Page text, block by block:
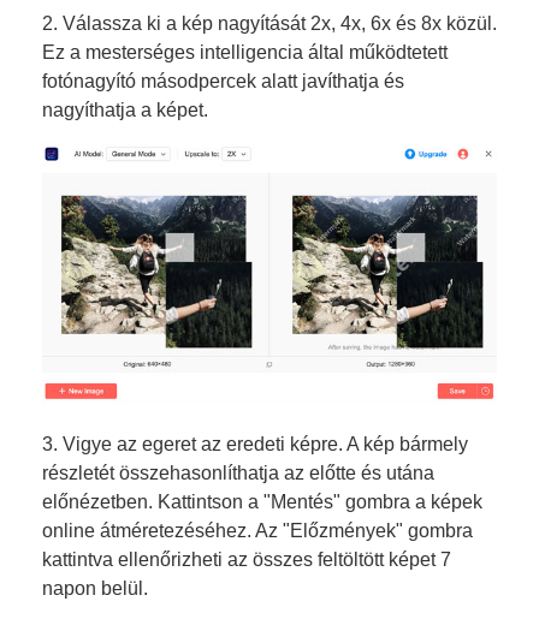
2. Válassza ki a kép nagyítását 2x, 4x, 6x és 8x közül.
Ez a mesterséges intelligencia által működtetett
fotónagyító másodpercek alatt javíthatja és
nagyíthatja a képet.
3. Vigye az egeret az eredeti képre. A kép bármely
részletét összehasonlíthatja az előtte és utána
előnézetben. Kattintson a "Mentés" gombra a képek
online átméretezéséhez. Az "Előzmények" gombra
kattintva ellenőrizheti az összes feltöltött képet 7
napon belül.